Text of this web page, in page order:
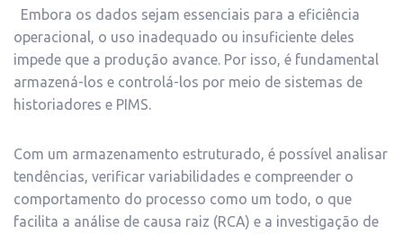
Embora os dados sejam essenciais para a eficiência
operacional, o uso inadequado ou insuficiente deles
impede que a produção avance. Por isso, é fundamental
armazená-los e controlá-los por meio de sistemas de
historiadores e PIMS.
Com um armazenamento estruturado, é possível analisar
tendências, verificar variabilidades e compreender o
comportamento do processo como um todo, o que
facilita a análise de causa raiz (RCA) e a investigação de